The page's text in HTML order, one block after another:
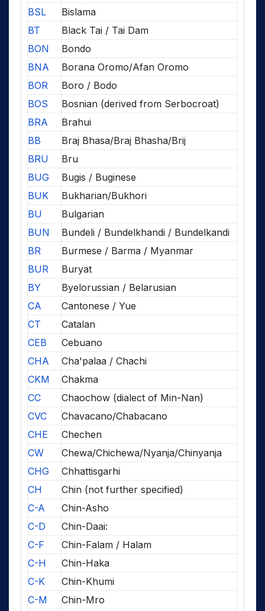
BSL
Bislama
BT
Black Tai / Tai Dam
BON
Bondo
BNA
Borana Oromo/Afan Oromo
BOR
Boro / Bodo
BOS
Bosnian (derived from Serbocroat)
BRA
Brahui
BB
Braj Bhasa/Braj Bhasha/Brij
BRU
Bru
BUG
Bugis / Buginese
BUK
Bukharian/Bukhori
BU
Bulgarian
BUN
Bundeli / Bundelkhandi / Bundelkandi
BR
Burmese / Barma / Myanmar
BUR
Buryat
BY
Byelorussian / Belarusian
CA
Cantonese / Yue
CT
Catalan
CEB
Cebuano
CHA
Cha'palaa / Chachi
CKM
Chakma
CC
Chaochow (dialect of Min-Nan)
CVC
Chavacano/Chabacano
CHE
Chechen
CW
Chewa/Chichewa/Nyanja/Chinyanja
CHG
Chhattisgarhi
CH
Chin (not further specified)
C-A
Chin-Asho
C-D
Chin-Daai:
C-F
Chin-Falam / Halam
C-H
Chin-Haka
C-K
Chin-Khumi
C-M
Chin-Mro